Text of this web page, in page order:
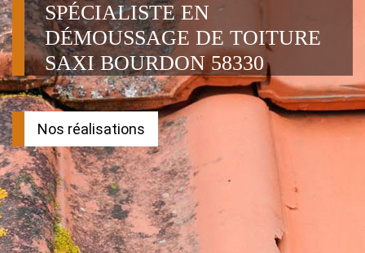
SPÉCIALISTE EN
DÉMOUSSAGE DE TOITURE
SAXI BOURDON 58330
Nos réalisations